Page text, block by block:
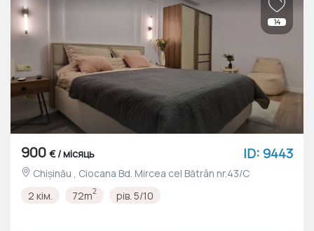
14
900 € / місяць ID: 9443
Chișinău , Ciocana Bd. Mircea cel Bătrân nr.43/C
2 кім.
72m2 рів. 5/10